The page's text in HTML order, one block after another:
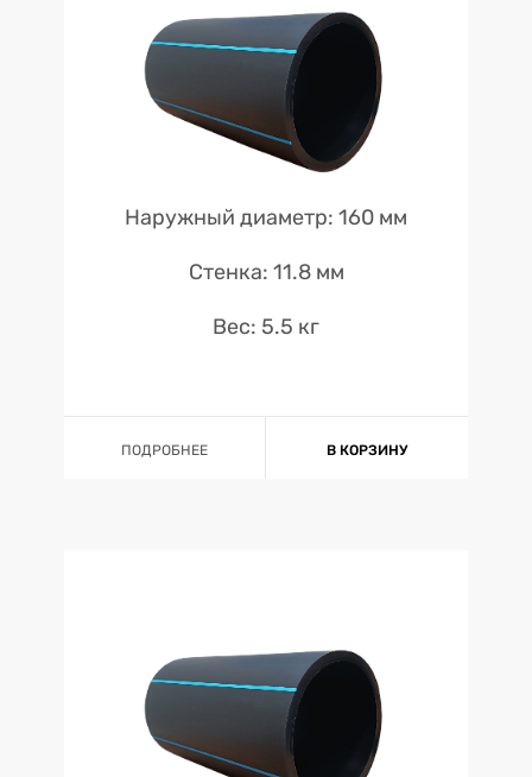
Наружный диаметр: 160 мм
Стенка: 11.8 мм
Вес: 5.5 кг
ПОДРОБНЕЕ В КОРЗИНУ